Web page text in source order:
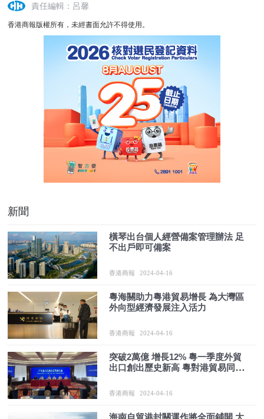
責任編輯：呂馨
香港商報版權所有，未經書面允許不得使用。
新聞
橫琴出台個人經營備案管理辦法 足
不出戶即可備案
香港商報 2024-04-16
粵海關助力粵港貿易增長 為大灣區
外向型經濟發展注入活力
香港商報 2024-04-16
突破2萬億 增長12% 粵一季度外貿
出口創出歷史新高 粵對港貿易同樣
香港商報 2024-04-16